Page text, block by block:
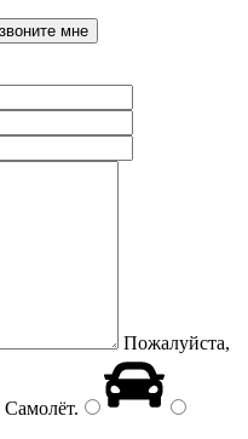
Пожалуйста,
Самолёт.